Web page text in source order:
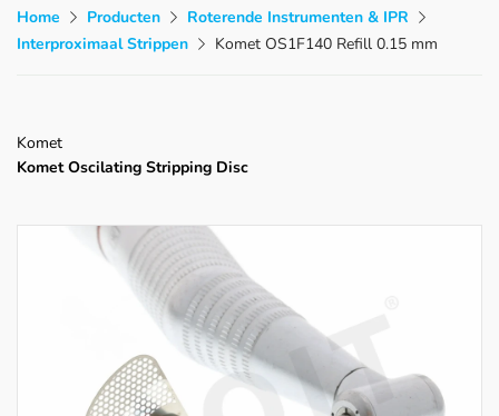
Home Producten
Roterende Instrumenten & IPR
Interproximaal Strippen
Komet OS1F140 Refill 0.15 mm
Komet
Komet Oscilating Stripping Disc